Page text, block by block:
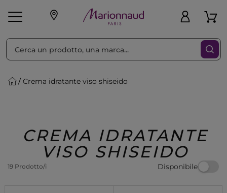
Make-up Profumi
Regalo
Crema idratante viso shiseido
CREMA IDRATANTE
VISO SHISEIDO
19 Prodotto/i Disponibile
Ordina per Filtra